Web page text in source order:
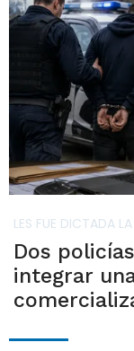
LES FUE DICTADA
Dos
integrar